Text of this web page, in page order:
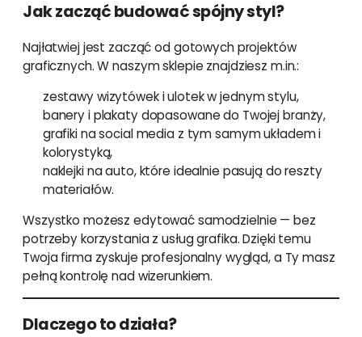
Jak zacząć budować spójny styl?
Najłatwiej jest zacząć od gotowych projektów
graficznych. W naszym sklepie znajdziesz m.in.:
zestawy wizytówek i ulotek w jednym stylu,
banery i plakaty dopasowane do Twojej branży,
grafiki na social media z tym samym układem i
kolorystyką,
naklejki na auto, które idealnie pasują do reszty
materiałów.
Wszystko możesz edytować samodzielnie — bez
potrzeby korzystania z usług grafika. Dzięki temu
Twoja firma zyskuje profesjonalny wygląd, a Ty masz
pełną kontrolę nad wizerunkiem.
Dlaczego to działa?